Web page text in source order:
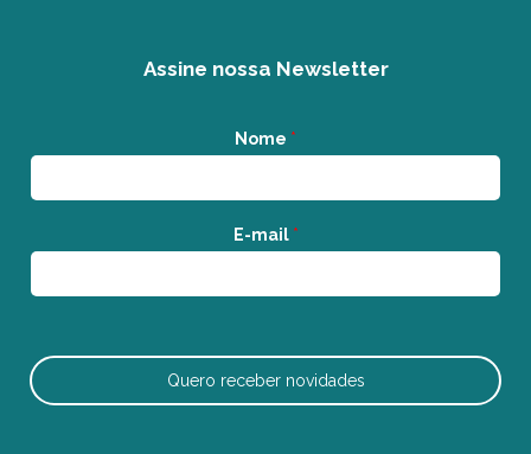
Assine nossa Newsletter
Nome *
E-mail *
Quero receber novidades